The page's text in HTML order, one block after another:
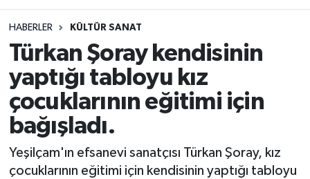
HABERLER KÜLTÜR SANAT
Türkan Şoray kendisinin
yaptığı tabloyu kız
çocuklarının eğitimi için
bağışladı.
Yeşilçam'ın efsanevi sanatçısı Türkan Şoray, kız
çocuklarının eğitimi için kendisinin yaptığı tabloyu
Trafik Durumu
Süper Lig Puan Durumu ve Fikstür
Tüm Manşetler
Son Dakika Haberleri
Haber Arşivi